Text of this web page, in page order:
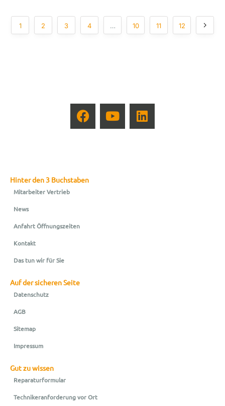
1 2 3 4 … 10 11 12
Hinter den 3 Buchstaben
Mitarbeiter Vertrieb
News
Anfahrt Öffnungszeiten
Kontakt
Das tun wir für Sie
Auf der sicheren Seite
Datenschutz
AGB
Sitemap
Impressum
Gut zu wissen
Reparaturformular
Technikeranforderung vor Ort